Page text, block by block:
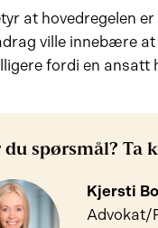
at hovedregelen
ville innebære at
fordi en ansatt
du spørsmål? Ta
Kjersti
Advokat/